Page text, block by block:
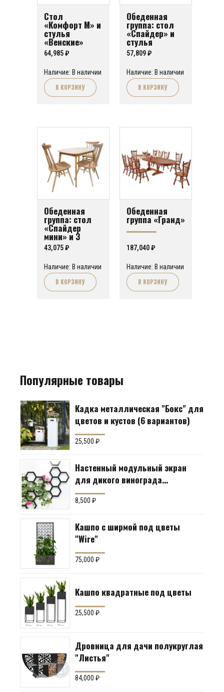
Стол
«Комфорт М» и
стулья
«Венские»
64,985₽
Наличие: В наличии
В КОРЗИНУ
Обеденная
группа: стол
«Спайдер» и
стулья
«Конкорд»
57,809₽
Наличие: В наличии
В КОРЗИНУ
Обеденная
группа: стол
«Спайдер
мини» и 3
стула
«Самурай»
43,075₽
Наличие: В наличии
В КОРЗИНУ
Обеденная
группа «Гранд»
187,040₽
Наличие: В наличии
В КОРЗИНУ
Популярные товары
Кадка металлическая "Бокс" для
цветов и кустов (6 вариантов)
25,500₽
Настенный модульный экран
для дикого винограда
"Коллекция Соты"
8,500₽
Кашпо с ширмой под цветы
"Wire"
75,000₽
Кашпо квадратные под цветы
25,500₽
Дровница для дачи полукруглая
"Листья"
84,000₽